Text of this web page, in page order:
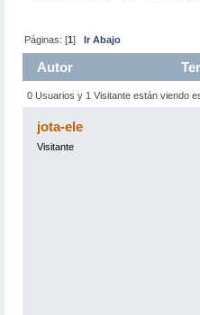
Páginas: [1]Ir Abajo
Autor
0 Usuarios y 1 Visitante están viendo
jota-ele
Visitante